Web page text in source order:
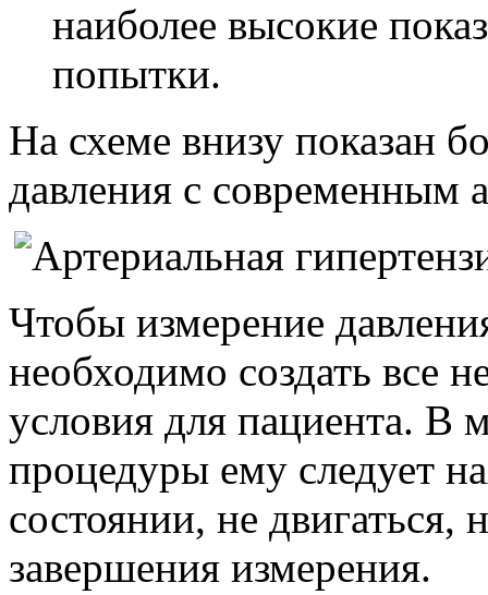
наиболее высокие
попытки.
На схеме внизу показан
давления с современным
Чтобы измерение
необходимо создать все
условия для пациента. В
процедуры ему следует
состоянии, не двигаться,
завершения измерения.